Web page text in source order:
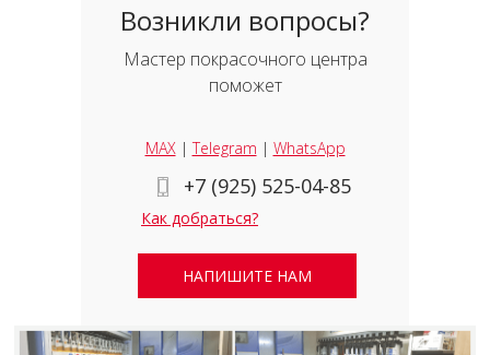
Возникли вопросы?
Мастер покрасочного центра
поможет
MAX|Telegram | WhatsApp
+7 (925) 525-04-85
Как добраться?
НАПИШИТЕ НАМ